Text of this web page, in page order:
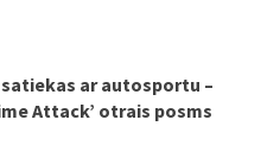
ar autosportu –
Attack’ otrais posms